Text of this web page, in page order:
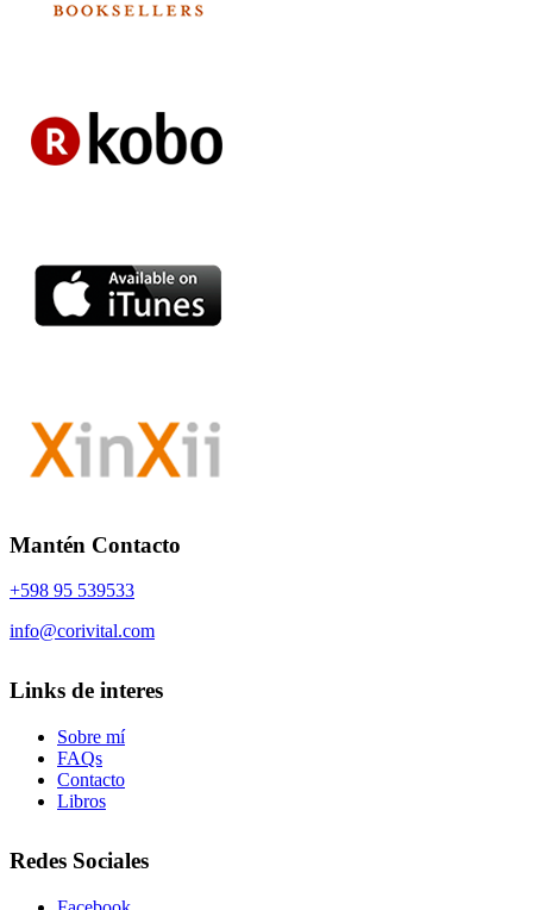
Mantén Contacto
+598 95 539533
info@corivital.com
Links de interes
Sobre mí
FAQs
Contacto
Libros
Redes Sociales